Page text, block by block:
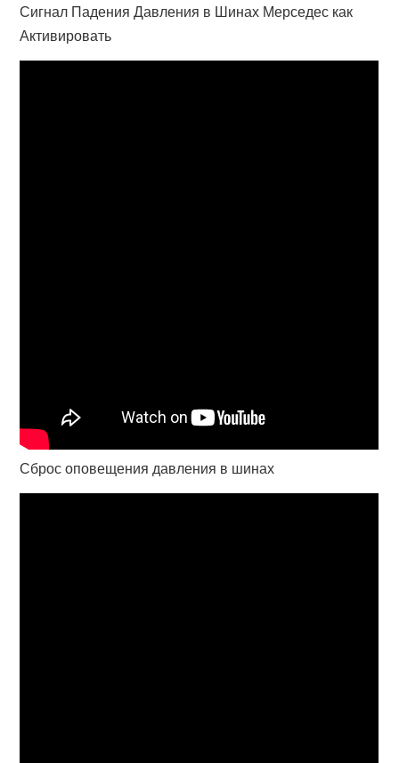
Сигнал Падения Давления в Шинах Мерседес как
Активировать
Сброс оповещения давления в шинах